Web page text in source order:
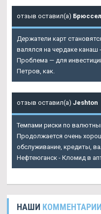
отзыв оставил(а)
Держатели карт
валялся на чердаке канаш
Проблема — для
Петров, как.
отзыв оставил(а) Jeshton
Темпами риски по
Продолжается очень
обслуживание, кредиты,
Нефтеюганск - Кломид в
НАШИ КОММЕНТАРИИ